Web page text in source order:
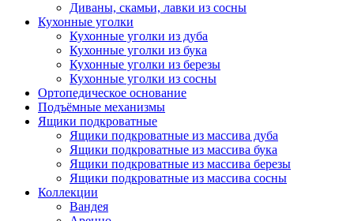
Диваны, скамьи, лавки из сосны
Кухонные уголки
Кухонные уголки из дуба
Кухонные уголки из бука
Кухонные уголки из березы
Кухонные уголки из сосны
Ортопедическое основание
Подъёмные механизмы
Ящики подкроватные
Ящики подкроватные из массива дуба
Ящики подкроватные из массива бука
Ящики подкроватные из массива березы
Ящики подкроватные из массива сосны
Коллекции
Вандея